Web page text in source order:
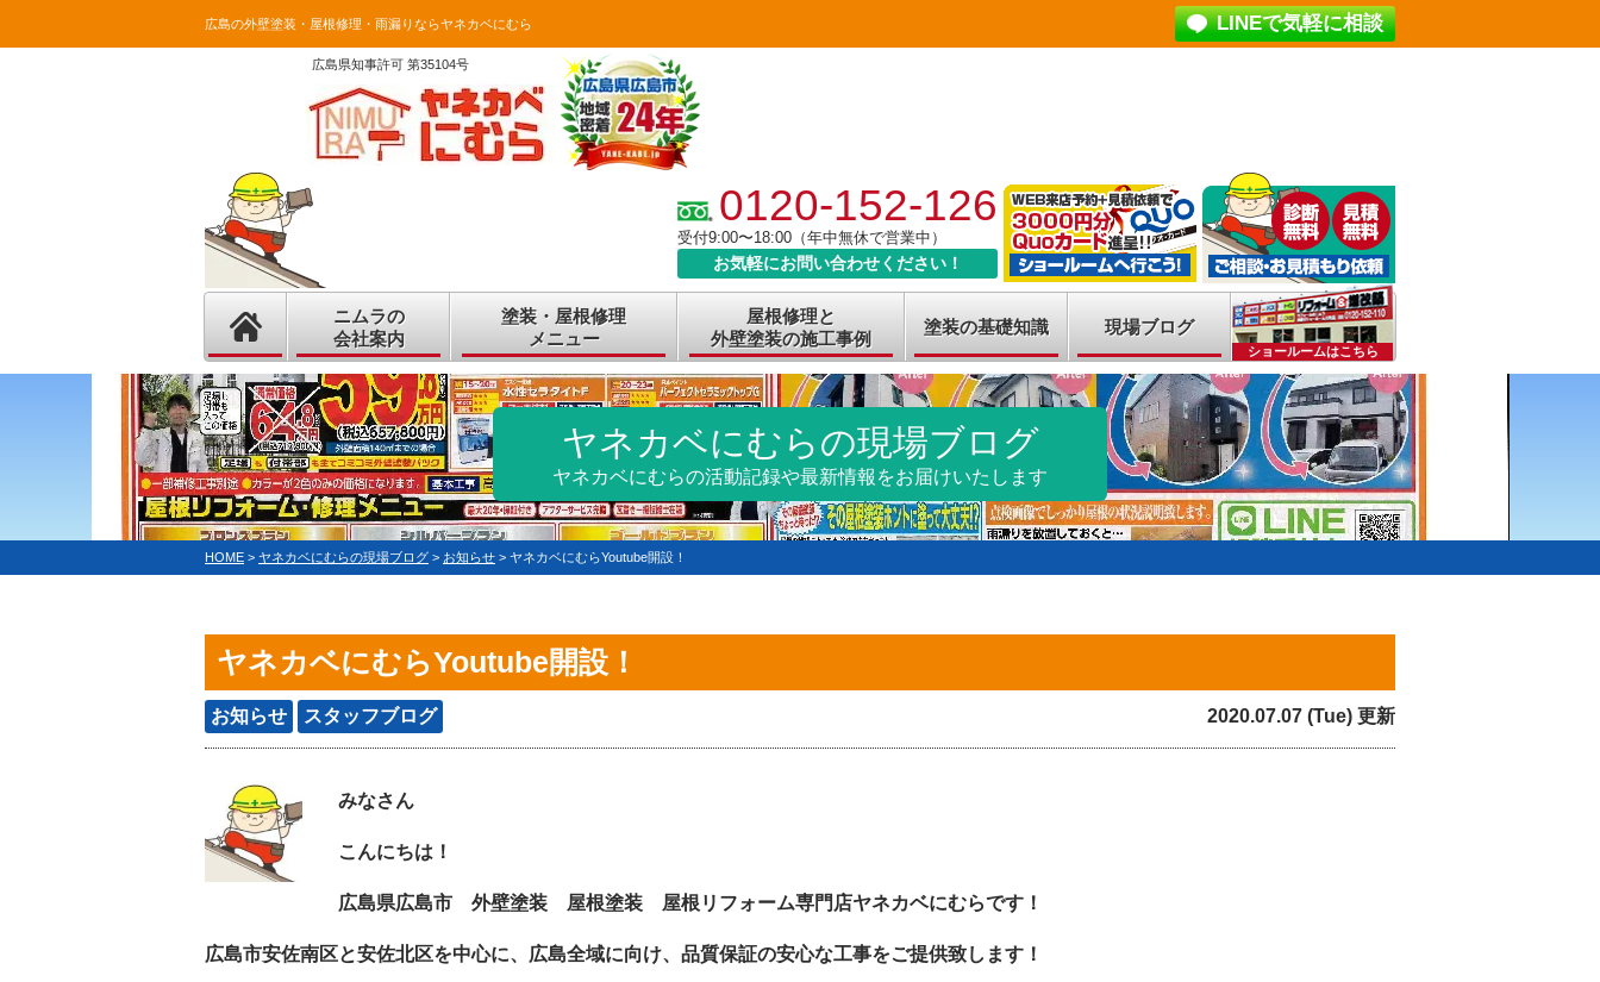
広島の外壁塗装・屋根修理・雨漏りならヤネカベにむら LINEで気軽に相談
広島県知事許可 第35104号
0120-152-126
受付9:00〜18:00（年中無休で営業中）
お気軽にお問い合わせください！
ニムラの
会社案内
塗装・屋根修理
メニュー
屋根修理と
外壁塗装の施工事例
塗装の基礎知識 現場ブログ
ショールームはこちら
ヤネカベにむらの現場ブログ
ヤネカベにむらの活動記録や最新情報をお届けいたします
HOME > ヤネカベにむらの現場ブログ > お知らせ > ヤネカベにむらYoutube開設！
ヤネカベにむらYoutube開設！
お知らせ スタッフブログ 2020.07.07 (Tue) 更新
みなさん
こんにちは！
広島県広島市 外壁塗装 屋根塗装 屋根リフォーム専門店ヤネカベにむらです！
広島市安佐南区と安佐北区を中心に、広島全域に向け、品質保証の安心な工事をご提供致します！